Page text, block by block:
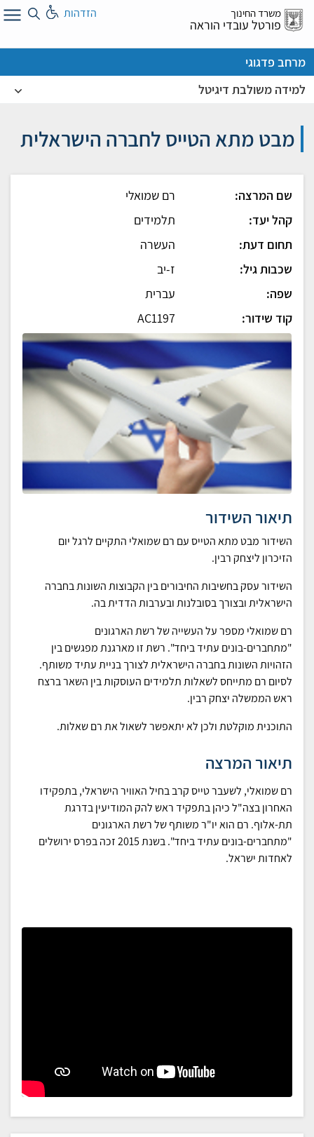
דלג
אל
משרד החינוך
פורטל עובדי הוראה
הזדהות
מרחב פדגוגי
למידה משולבת דיגיטל
מבט מתא הטייס לחברה הישראלית
שם המרצה:
רם שמואלי
קהל יעד:
תלמידים
תחום דעת:
העשרה
שכבות גיל:
ז-יב
שפה:
עברית
קוד שידור:
AC1197
תיאור השידור
השידור מבט מתא הטייס עם רם שמואלי התקיים לרגל יום
הזיכרון ליצחק רבין.
השידור עסק בחשיבות החיבורים בין הקבוצות השונות בחברה
הישראלית ובצורך בסובלנות ובערבות הדדית בה.
רם שמואלי מספר על העשייה של רשת הארגונים
"מתחברים-בונים עתיד ביחד". רשת זו מארגנת מפגשים בין
הזהויות השונות בחברה הישראלית לצורך בניית עתיד משותף.
לסיום רם מתייחס לשאלות תלמידים העוסקות בין השאר ברצח
ראש הממשלה יצחק רבין.
התוכנית מוקלטת ולכן לא יתאפשר לשאול את רם שאלות.
תיאור המרצה
רם שמואלי, לשעבר טייס קרב בחיל האוויר הישראלי, בתפקידו
האחרון בצה"ל כיהן בתפקיד ראש להק המודיעין בדרגת
תת-אלוף. רם הוא יו"ר משותף של רשת הארגונים
"מתחברים-בונים עתיד ביחד". בשנת 2015 זכה בפרס ירושלים
לאחדות ישראל.